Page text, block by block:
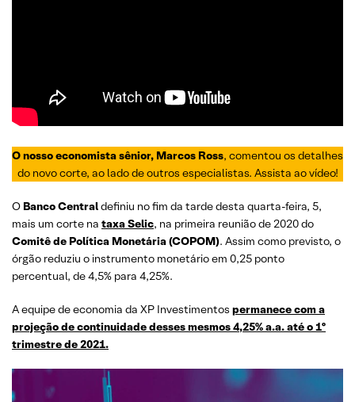
O nosso economista sênior, Marcos Ross, comentou os detalhes
do novo corte, ao lado de outros especialistas. Assista ao vídeo!
O Banco Centraldefiniu no fim da tarde desta quarta-feira, 5,
mais um corte na taxa Selic, na primeira reunião de 2020 do
Comitê de Política Monetária (COPOM). Assim como previsto, o
órgão reduziu o instrumento monetário em 0,25 ponto
percentual, de 4,5% para 4,25%.
A equipe de economia da XP Investimentos permanece com a
projeção de continuidade desses mesmos 4,25% a.a. até o 1º
trimestre de 2021.